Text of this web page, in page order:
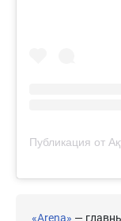
«Arena» —